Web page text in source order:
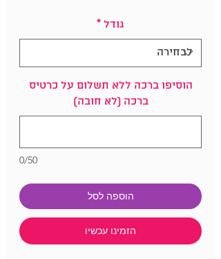
גודל *
הוסיפו ברכה ללא תשלום על כרטיס
ברכה (לא חובה)
0/50
הוספה לסל
הזמינו עכשיו